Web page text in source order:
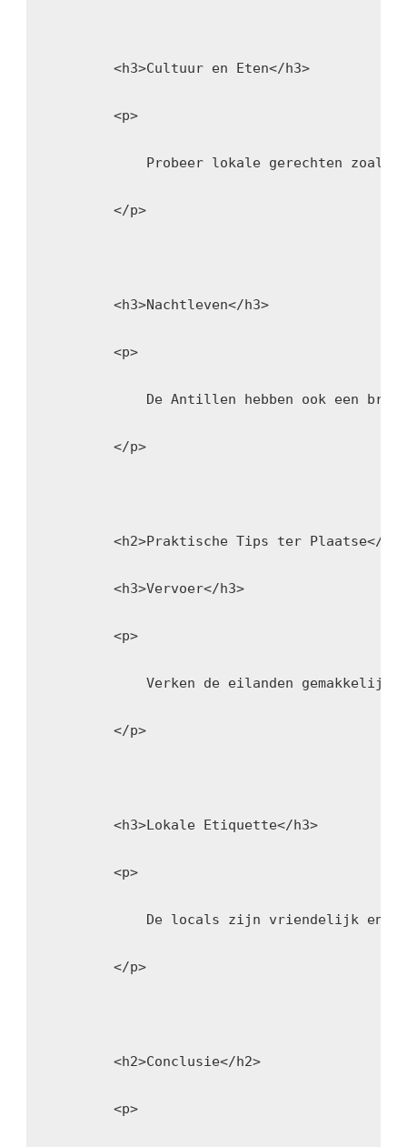
        <h3>Cultuur en Eten</h3>
        <p>
Probeer lokale gerechten zoals
        </p>
        <h3>Nachtleven</h3>
        <p>
De Antillen hebben ook een
        </p>
        <h2>Praktische Tips ter Plaatse</h2>
        <h3>Vervoer</h3>
        <p>
Verken de eilanden gemakkelijk
        </p>
        <h3>Lokale Etiquette</h3>
        <p>
De locals zijn vriendelijk en
        </p>
        <h2>Conclusie</h2>
        <p>